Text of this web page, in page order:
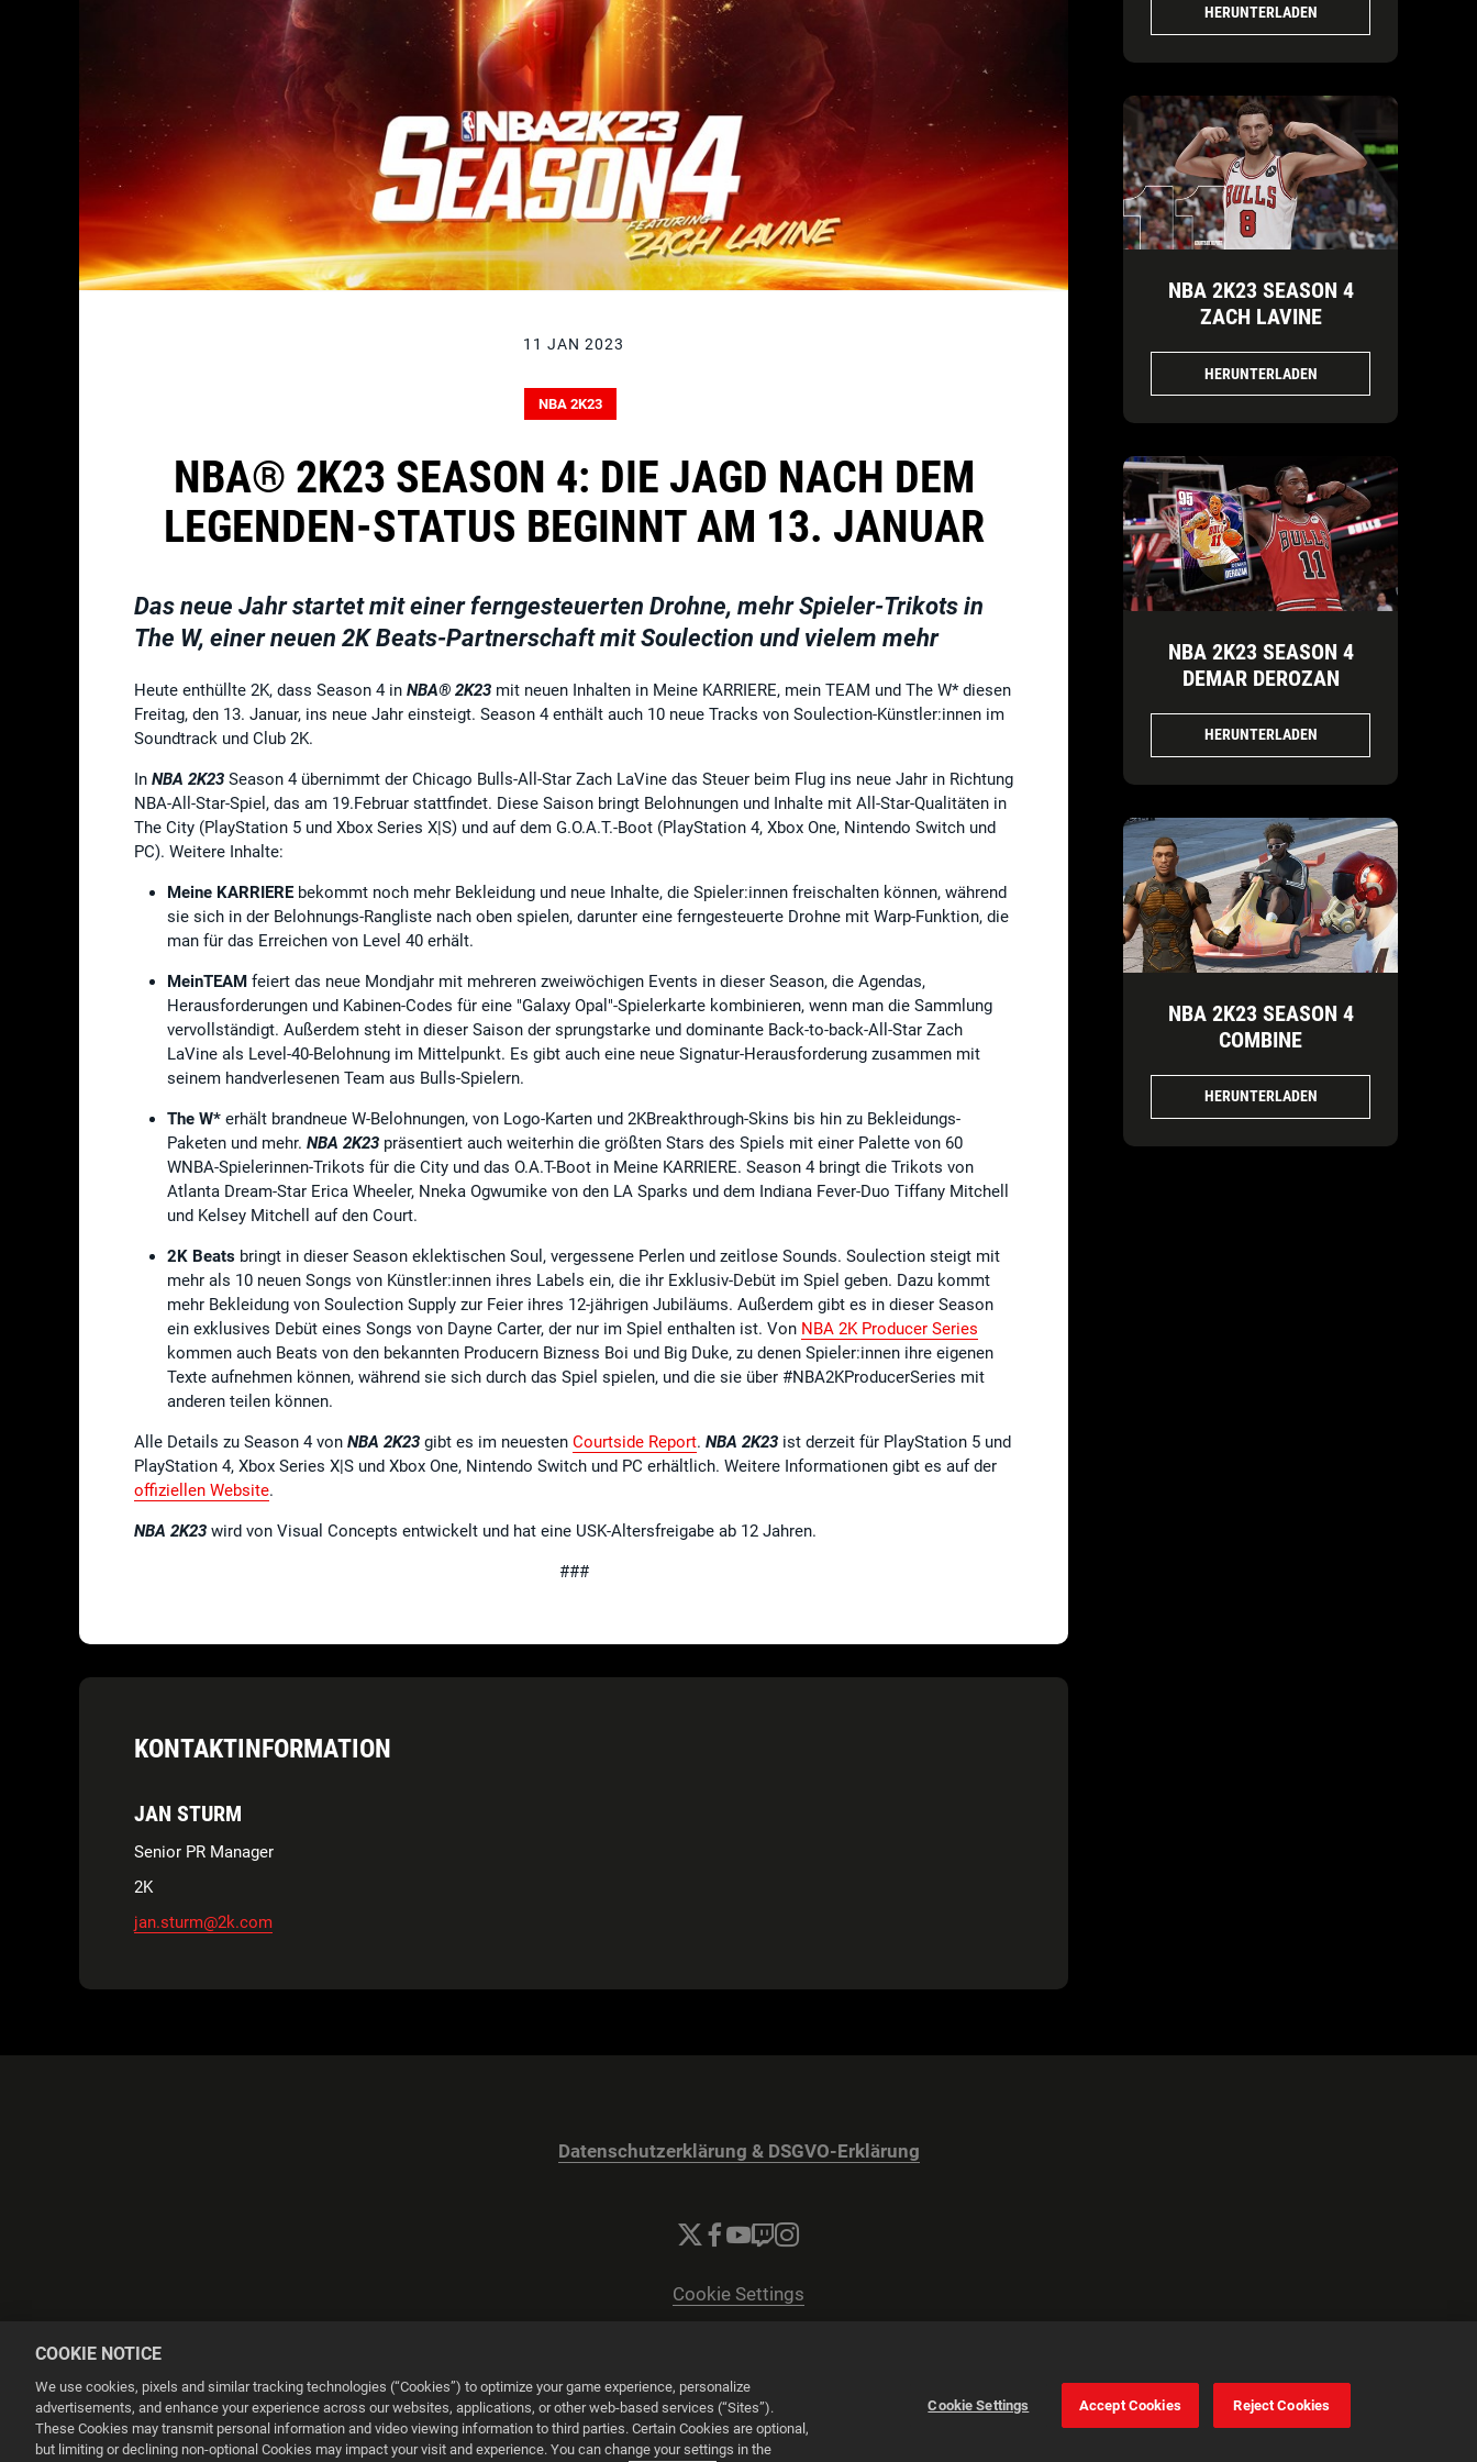
11 JAN 2023
NBA 2K23
NBA® 2K23 SEASON 4: DIE JAGD NACH DEM
LEGENDEN-STATUS BEGINNT AM 13. JANUAR
Das neue Jahr startet mit einer ferngesteuerten Drohne, mehr Spieler-Trikots in
The W, einer neuen 2K Beats-Partnerschaft mit Soulection und vielem mehr
Heute enthüllte 2K, dass Season 4 in NBA® 2K23 mit neuen Inhalten in Meine KARRIERE, mein TEAM und The W* diesen
Freitag, den 13. Januar, ins neue Jahr einsteigt. Season 4 enthält auch 10 neue Tracks von Soulection-Künstler:innen im
Soundtrack und Club 2K.
In NBA 2K23 Season 4 übernimmt der Chicago Bulls-All-Star Zach LaVine das Steuer beim Flug ins neue Jahr in Richtung
NBA-All-Star-Spiel, das am 19.Februar stattfindet. Diese Saison bringt Belohnungen und Inhalte mit All-Star-Qualitäten in
The City (PlayStation 5 und Xbox Series X|S) und auf dem G.O.A.T.-Boot (PlayStation 4, Xbox One, Nintendo Switch und
PC). Weitere Inhalte:
Meine KARRIERE bekommt noch mehr Bekleidung und neue Inhalte, die Spieler:innen freischalten können, während
sie sich in der Belohnungs-Rangliste nach oben spielen, darunter eine ferngesteuerte Drohne mit Warp-Funktion, die
man für das Erreichen von Level 40 erhält.
MeinTEAM feiert das neue Mondjahr mit mehreren zweiwöchigen Events in dieser Season, die Agendas,
Herausforderungen und Kabinen-Codes für eine "Galaxy Opal"-Spielerkarte kombinieren, wenn man die Sammlung
vervollständigt. Außerdem steht in dieser Saison der sprungstarke und dominante Back-to-back-All-Star Zach
LaVine als Level-40-Belohnung im Mittelpunkt. Es gibt auch eine neue Signatur-Herausforderung zusammen mit
seinem handverlesenen Team aus Bulls-Spielern.
The W* erhält brandneue W-Belohnungen, von Logo-Karten und 2KBreakthrough-Skins bis hin zu Bekleidungs-
Paketen und mehr. NBA 2K23 präsentiert auch weiterhin die größten Stars des Spiels mit einer Palette von 60
WNBA-Spielerinnen-Trikots für die City und das O.A.T-Boot in Meine KARRIERE. Season 4 bringt die Trikots von
Atlanta Dream-Star Erica Wheeler, Nneka Ogwumike von den LA Sparks und dem Indiana Fever-Duo Tiffany Mitchell
und Kelsey Mitchell auf den Court.
2K Beats bringt in dieser Season eklektischen Soul, vergessene Perlen und zeitlose Sounds. Soulection steigt mit
mehr als 10 neuen Songs von Künstler:innen ihres Labels ein, die ihr Exklusiv-Debüt im Spiel geben. Dazu kommt
mehr Bekleidung von Soulection Supply zur Feier ihres 12-jährigen Jubiläums. Außerdem gibt es in dieser Season
ein exklusives Debüt eines Songs von Dayne Carter, der nur im Spiel enthalten ist. Von NBA 2K Producer Series
kommen auch Beats von den bekannten Producern Bizness Boi und Big Duke, zu denen Spieler:innen ihre eigenen
Texte aufnehmen können, während sie sich durch das Spiel spielen, und die sie über #NBA2KProducerSeries mit
anderen teilen können.
Alle Details zu Season 4 von NBA 2K23 gibt es im neuesten Courtside Report. NBA 2K23 ist derzeit für PlayStation 5 und
PlayStation 4, Xbox Series X|S und Xbox One, Nintendo Switch und PC erhältlich. Weitere Informationen gibt es auf der
offiziellen Website.
NBA 2K23 wird von Visual Concepts entwickelt und hat eine USK-Altersfreigabe ab 12 Jahren.
###
KONTAKTINFORMATION
JAN STURM
Senior PR Manager
2K
jan.sturm@2k.com
HERUNTERLADEN
NBA 2K23 SEASON 4
ZACH LAVINE
HERUNTERLADEN
NBA 2K23 SEASON 4
DEMAR DEROZAN
HERUNTERLADEN
NBA 2K23 SEASON 4
COMBINE
HERUNTERLADEN
Datenschutzerklärung & DSGVO-Erklärung
Cookie Settings
Powered byOnclusive PR Manager™
This website uses cookies to make your browsing experience better.
COOKIE NOTICE
We use cookies, pixels and similar tracking technologies (“Cookies”) to optimize your game experience, personalize
advertisements, and enhance your experience across our websites, applications, or other web-based services (“Sites”).
These Cookies may transmit personal information and video viewing information to third parties. Certain Cookies are optional,
but limiting or declining non-optional Cookies may impact your visit and experience. You can change your settings in the
Cookie Settings Accept Cookies Reject Cookies